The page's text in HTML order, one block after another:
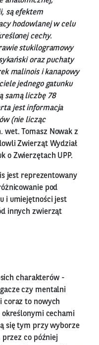
są efektem
hodowlanej w celu
cechy.
stukilogramowy
oraz puchaty
malinois i kanapowy
jednego gatunku
samą liczbę 78
jest informacja
(nie licząc
wet. Tomasz Nowak z
Zwierząt Wydział
o Zwierzętach UPP.
jest reprezentowany
pod
i umiejętności jest
innych zwierząt
charakterów -
czy mentalni
coraz to nowych
określonymi cechami
się tym przy wyborze
przez co później